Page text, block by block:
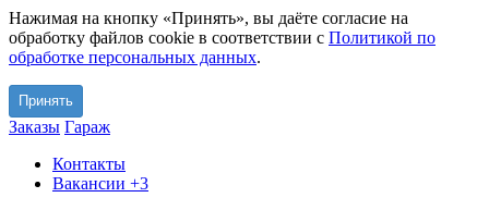
Нажимая на кнопку «Принять», вы даёте согласие на
обработку файлов cookie в соответствии с Политикой по
обработке персональных данных.
Принять
Заказы Гараж
Контакты
Вакансии +3